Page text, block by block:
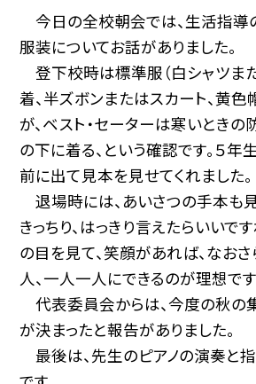
今日の全校朝会では、生活指導
服装についてお話がありました。
登下校時は標準服（白シャツま
着、半ズボンまたはスカート、黄色
が、ベスト・セーターは寒いとき
の下に着る、という確認です。５年
前に出て見本を見せてくれました。
退場時には、あいさつの手本も見
きっちり、はっきり言えたらいいで
の目を見て、笑顔があれば、なおさ
人、一人一人にできるのが理想です
代表委員会からは、今度の秋の
が決まったと報告がありました。
最後は、先生のピアノの演奏と